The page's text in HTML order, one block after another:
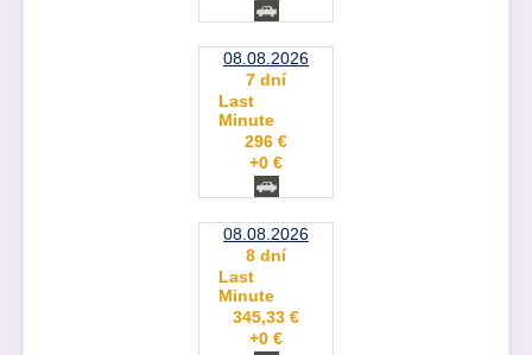
08.08.2026
7 dní
Last
Minute
296 €
+0 €
08.08.2026
8 dní
Last
Minute
345,33 €
+0 €